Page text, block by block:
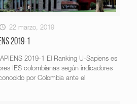
22 marzo, 2019
2019-1
2019-1 El Ranking U-Sapiens es
IES colombianas según indicadores
por Colombia ante el